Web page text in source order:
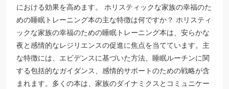
における効果を高めます。 ホリスティックな家族の幸福のた
めの睡眠トレーニング本の主な特徴は何ですか？ ホリスティ
ックな家族の幸福のための睡眠トレーニング本は、安らかな
夜と感情的なレジリエンスの促進に焦点を当てています。主
な特徴には、エビデンスに基づいた方法、睡眠ルーチンに関
する包括的なガイダンス、感情的サポートのための戦略が含
まれます。多くの本は、家族のダイナミクスとコミュニケー